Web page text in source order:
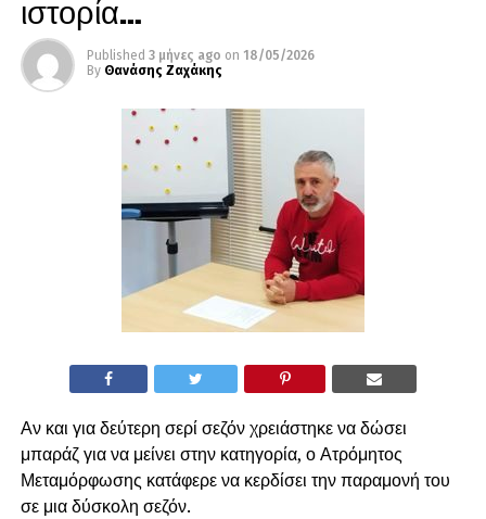
ιστορία…
Published 3 μήνες ago on 18/05/2026
By Θανάσης Ζαχάκης
Αν και για δεύτερη σερί σεζόν χρειάστηκε να δώσει
μπαράζ για να μείνει στην κατηγορία, ο Ατρόμητος
Μεταμόρφωσης κατάφερε να κερδίσει την παραμονή του
σε μια δύσκολη σεζόν.